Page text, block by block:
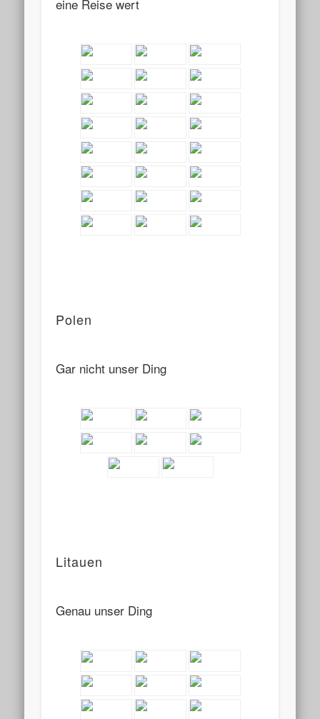
eine Reise wert
Polen
Gar nicht unser Ding
Litauen
Genau unser Ding